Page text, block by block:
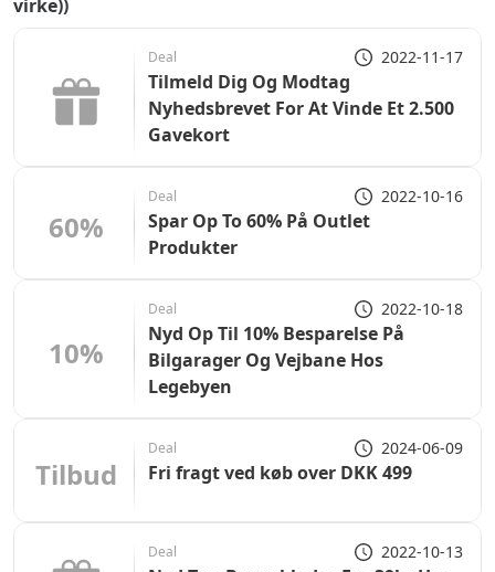
virke))
Deal 2022-11-17
Tilmeld Dig Og Modtag
Nyhedsbrevet For At Vinde Et 2.500
Gavekort
60%
Deal 2022-10-16
Spar Op To 60% På Outlet
Produkter
10%
Deal 2022-10-18
Nyd Op Til 10% Besparelse På
Bilgarager Og Vejbane Hos
Legebyen
Tilbud
Deal 2024-06-09
Fri fragt ved køb over DKK 499
Deal 2022-10-13